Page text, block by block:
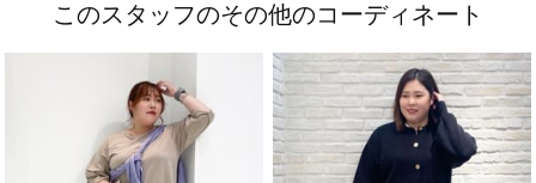
このスタッフのその他のコーディネート